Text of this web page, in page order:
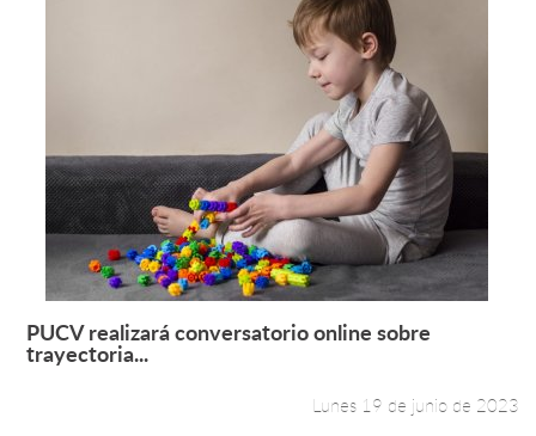
Leer más +
PUCV realizará conversatorio online sobre
trayectoria...
Lunes 19 de junio de 2023